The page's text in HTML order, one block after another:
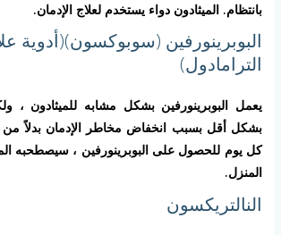
بانتظام. الميثادون دواء يستخدم لعلاج الإدمان.
البوبرينورفين (سوبوكسون)(أدوية
الترامادول)
يعمل البوبرينورفين بشكل مشابه للميثادون ،
بشكل أقل بسبب انخفاض مخاطر الإدمان بدلاً من
كل يوم للحصول على البوبرينورفين ، سيصطحبه
المنزل.
النالتريكسون